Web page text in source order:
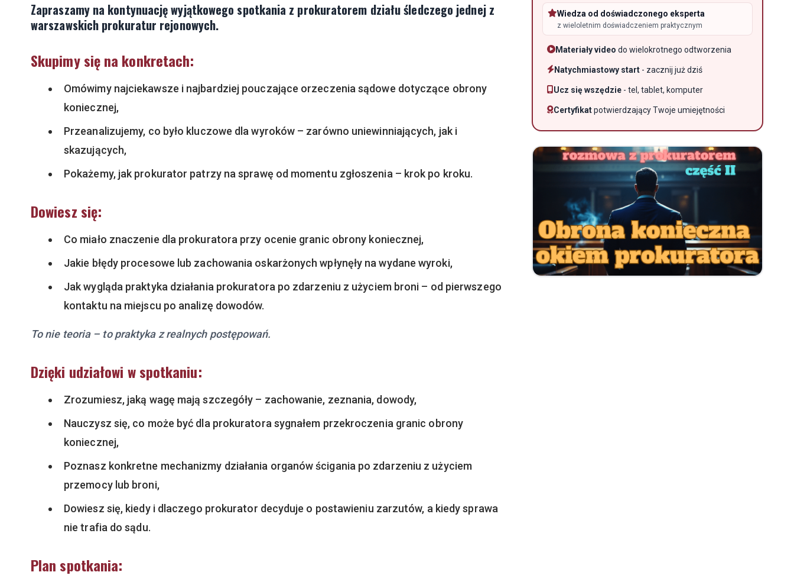
Zapraszamy na kontynuację wyjątkowego spotkania z prokuratorem działu śledczego jednej z
warszawskich prokuratur rejonowych.
Skupimy się na konkretach:
Omówimy najciekawsze i najbardziej pouczające orzeczenia sądowe dotyczące obrony
koniecznej,
Przeanalizujemy, co było kluczowe dla wyroków – zarówno uniewinniających, jak i
skazujących,
Pokażemy, jak prokurator patrzy na sprawę od momentu zgłoszenia – krok po kroku.
Dowiesz się:
Co miało znaczenie dla prokuratora przy ocenie granic obrony koniecznej,
Jakie błędy procesowe lub zachowania oskarżonych wpłynęły na wydane wyroki,
Jak wygląda praktyka działania prokuratora po zdarzeniu z użyciem broni – od pierwszego
kontaktu na miejscu po analizę dowodów.
To nie teoria – to praktyka z realnych postępowań.
Dzięki udziałowi w spotkaniu:
Zrozumiesz, jaką wagę mają szczegóły – zachowanie, zeznania, dowody,
Nauczysz się, co może być dla prokuratora sygnałem przekroczenia granic obrony
koniecznej,
Poznasz konkretne mechanizmy działania organów ścigania po zdarzeniu z użyciem
przemocy lub broni,
Dowiesz się, kiedy i dlaczego prokurator decyduje o postawieniu zarzutów, a kiedy sprawa
nie trafia do sądu.
Plan spotkania:
Wiedza od doświadczonego eksperta
z wieloletnim doświadczeniem praktycznym
Materiały video do wielokrotnego odtworzenia
Natychmiastowy start - zacznij już dziś
Ucz się wszędzie - tel, tablet, komputer
Certyfikatpotwierdzający Twoje umiejętności